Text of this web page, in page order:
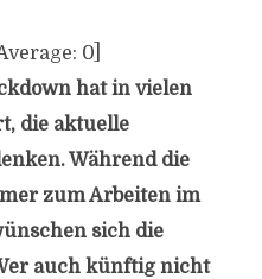
0]
hat in vielen
die aktuelle
Während die
zum Arbeiten im
sich die
auch künftig nicht